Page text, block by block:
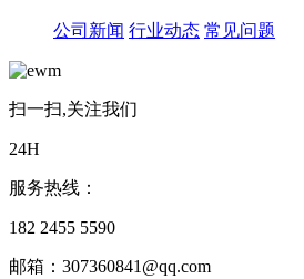
公司新闻 行业动态 常见问题
扫一扫,关注我们
24H
服务热线：
182 2455 5590
邮箱：307360841@qq.com